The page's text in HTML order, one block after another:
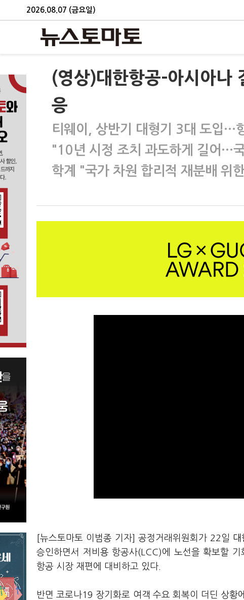
2026.08.07 (금요일)
(영상)대한항공-아시아나
응
티웨이, 상반기 대형기 3대 도입…
"10년 시정 조치 과도하게 길어…
학계 "국가 차원 합리적 재분배 위
[뉴스토마토 이범종 기자] 공정거래위원회가 22일
승인하면서 저비용 항공사(LCC)에 노선을 확보할
항공 시장 재편에 대비하고 있다.
반면 코로나19 장기화로 여객 수요 회복이 더딘 상